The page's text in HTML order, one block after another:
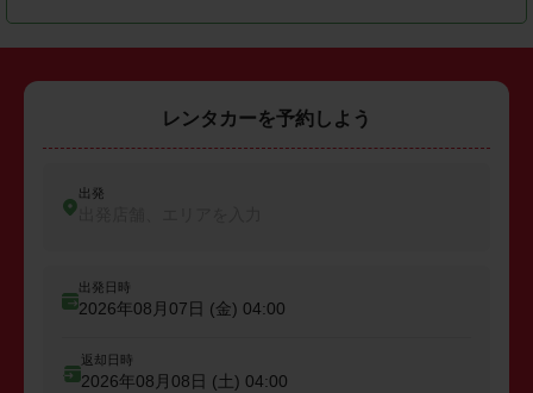
レンタカーを予約しよう
出発
出発日時
2026年08月07日 (金) 04:00
返却日時
2026年08月08日 (土) 04:00